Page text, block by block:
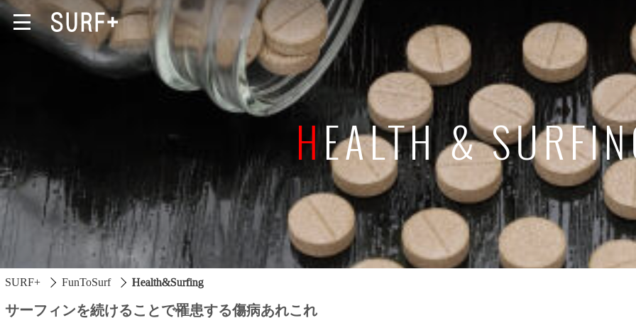
Equipments
More Fun
Health&Surfing
Watch
HEALTH &
SURF+ FunToSurf Health&Surfing
サーフィンを続けることで罹患する傷病あれこれ